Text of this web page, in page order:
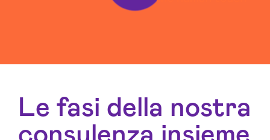
Le fasi della nostra